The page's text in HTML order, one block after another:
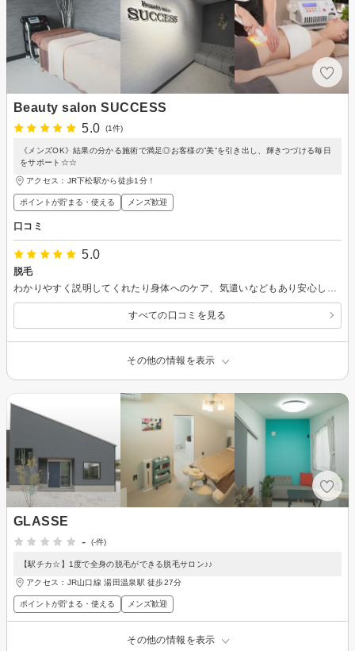
Beauty salon SUCCESS
5.0
(1件)
《メンズOK》結果の分かる施術で満足◎お客様の”美”を引き出し、輝きつづける毎日
をサポート☆☆
アクセス：JR下松駅から徒歩1分！
ポイントが貯まる・使える メンズ歓迎
口コミ
5.0
脱毛
すべての口コミを見る
その他の情報を表示
GLASSE
-
(-件)
【駅チカ☆】1度で全身の脱毛ができる脱毛サロン♪♪
アクセス：JR山口線 湯田温泉駅 徒歩27分
ポイントが貯まる・使える メンズ歓迎
その他の情報を表示